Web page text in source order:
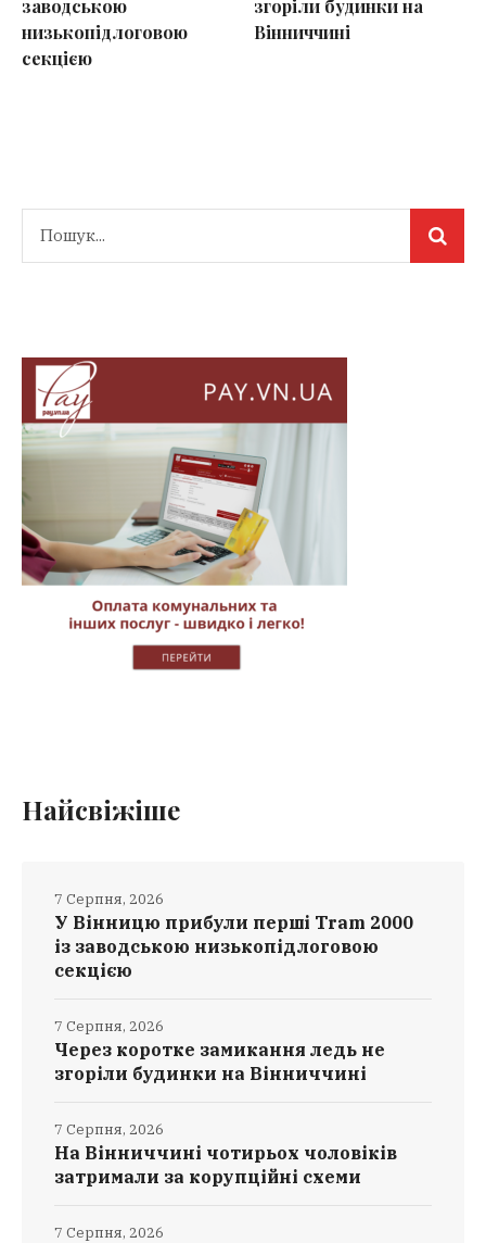
заводською
низькопідлоговою
секцією
згоріли будинки на
Вінниччині
Найсвіжіше
У Вінницю прибули перші Tram 2000
із заводською низькопідлоговою
секцією
7 Серпня, 2026
Через коротке замикання ледь не
згоріли будинки на Вінниччині
7 Серпня, 2026
На Вінниччині чотирьох чоловіків
затримали за корупційні схеми
7 Серпня, 2026
7 Серпня, 2026